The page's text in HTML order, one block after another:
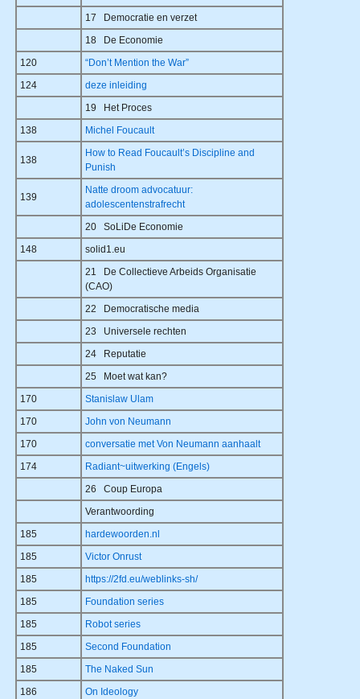
17 Democratie en verzet
18 De Economie
120
“Don’t Mention the War”
124
deze inleiding
19 Het Proces
138
Michel Foucault
138
How to Read Foucault’s Discipline and
Punish
139
Natte droom advocatuur:
adolescentenstrafrecht
20 SoLiDe Economie
148
solid1.eu
21 De Collectieve Arbeids Organisatie
(CAO)
22 Democratische media
23 Universele rechten
24 Reputatie
25 Moet wat kan?
170
Stanislaw Ulam
170
John von Neumann
170
conversatie met Von Neumann aanhaalt
174
Radiant~uitwerking (Engels)
26 Coup Europa
Verantwoording
185
hardewoorden.nl
185
Victor Onrust
185
https://2fd.eu/weblinks-sh/
185
Foundation series
185
Robot series
185
Second Foundation
185
The Naked Sun
186
On Ideology